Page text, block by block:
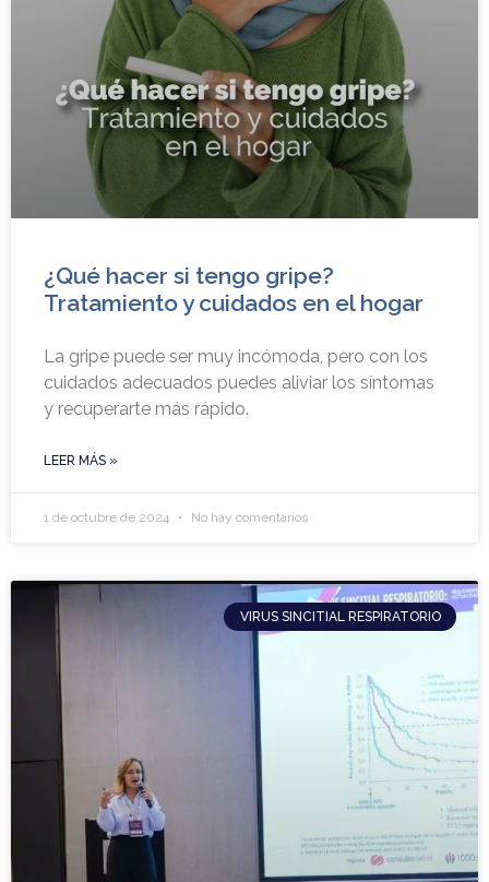
¿Qué hacer si tengo gripe?
Tratamiento y cuidados en el hogar
La gripe puede ser muy incómoda, pero con los
cuidados adecuados puedes aliviar los síntomas
y recuperarte más rápido.
LEER MÁS »
1 de octubre de 2024 No hay comentarios
VIRUS SINCITIAL RESPIRATORIO